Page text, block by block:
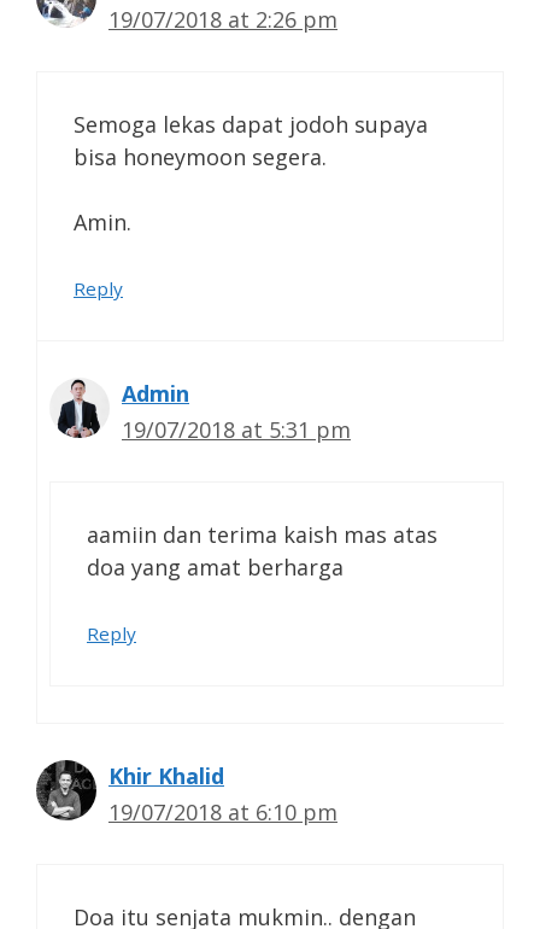
19/07/2018 at 2:26 pm
Semoga lekas dapat jodoh supaya
bisa honeymoon segera.
Amin.
Reply
Admin
19/07/2018 at 5:31 pm
aamiin dan terima kaish mas atas
doa yang amat berharga
Reply
Khir Khalid
19/07/2018 at 6:10 pm
Doa itu senjata mukmin.. dengan